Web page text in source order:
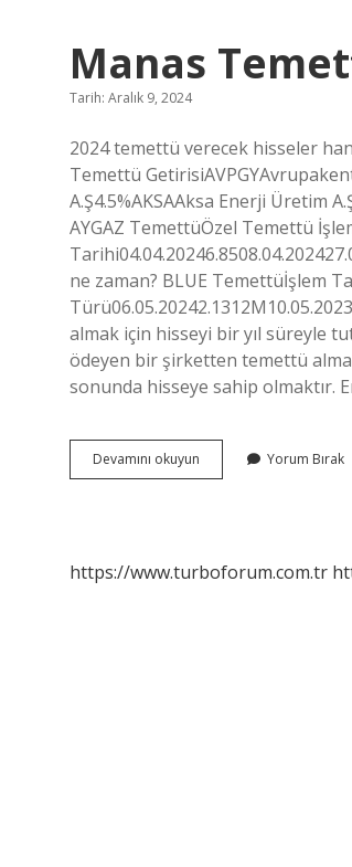
Manas
Tarih: Aralık 9, 2024
2024 temettü verecek hisseler
Temettü
A.Ş4.5%AKSAAksa Enerji Üretim
AYGAZ TemettüÖzel Temettü
ne zaman? BLUE Temettüİşlem
almak için hisseyi bir yıl süreyle
ödeyen bir şirketten temettü
sonunda hisseye sahip olmaktır.
Devamını okuyun
Temettü
Yorum Bırak
https://www.turboforum.com.tr